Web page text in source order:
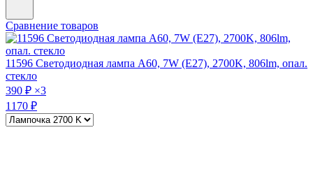
Сравнение товаров
11596 Светодиодная лампа A60, 7W (E27), 2700K, 806lm, опал.
стекло
390 ₽ ×3
1170 ₽